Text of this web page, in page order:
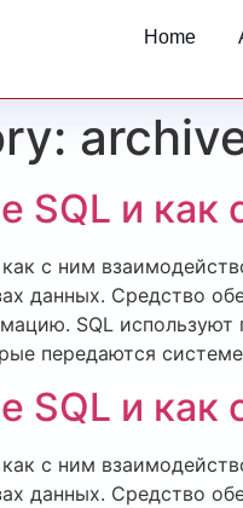
Home
SQL и
с ним
данных. Средство
SQL используют
передаются
SQL и
с ним
данных. Средство